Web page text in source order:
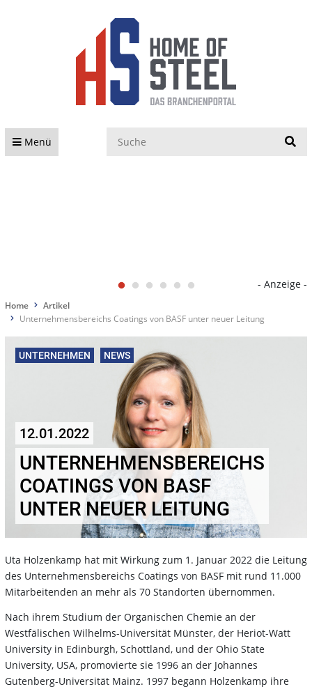
Menü
- Anzeige -
Home
Artikel
Unternehmensbereichs Coatings von BASF unter neuer Leitung
UNTERNEHMEN NEWS
12.01.2022
UNTERNEHMENSBEREICHS
COATINGS VON BASF
UNTER NEUER LEITUNG
Uta Holzenkamp hat mit Wirkung zum 1. Januar 2022 die Leitung
des Unternehmensbereichs Coatings von BASF mit rund 11.000
Mitarbeitenden an mehr als 70 Standorten übernommen.
Nach ihrem Studium der Organischen Chemie an der
Westfälischen Wilhelms-Universität Münster, der Heriot-Watt
University in Edinburgh, Schottland, und der Ohio State
University, USA, promovierte sie 1996 an der Johannes
Gutenberg-Universität Mainz. 1997 begann Holzenkamp ihre